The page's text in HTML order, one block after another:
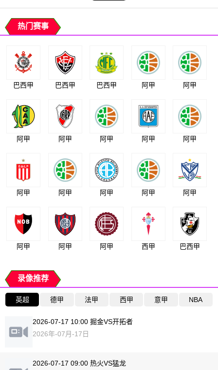
热门赛事
巴西甲 巴西甲 巴西甲 阿甲 阿甲
阿甲 阿甲 阿甲 阿甲 阿甲
阿甲 阿甲 阿甲 阿甲 阿甲
阿甲 阿甲 阿甲 西甲 巴西甲
录像推荐
英超 德甲 法甲 西甲 意甲 NBA
2026-07-17 10:00 掘金VS开拓者
2026年-07月-17日
2026-07-17 09:00 热火VS猛龙